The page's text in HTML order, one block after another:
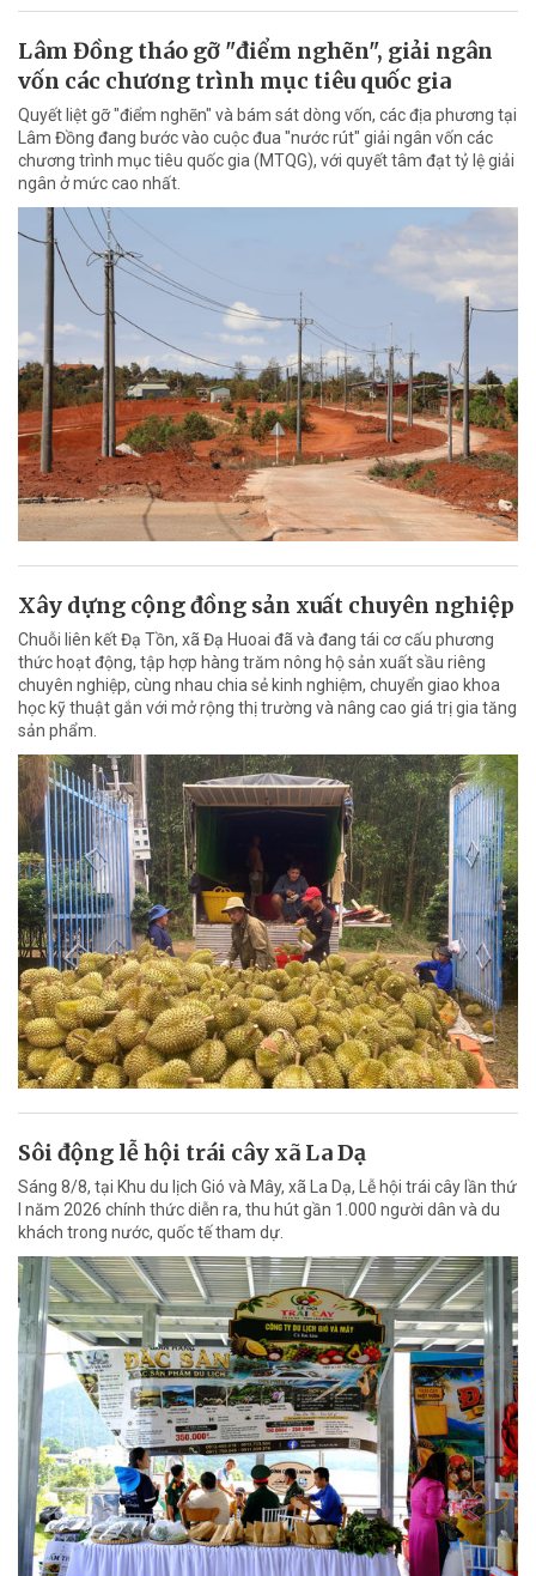
Lâm Đồng tháo gỡ "điểm nghẽn", giải ngân
vốn các chương trình mục tiêu quốc gia
Quyết liệt gỡ "điểm nghẽn" và bám sát dòng vốn, các địa phương tại
Lâm Đồng đang bước vào cuộc đua "nước rút" giải ngân vốn các
chương trình mục tiêu quốc gia (MTQG), với quyết tâm đạt tỷ lệ giải
ngân ở mức cao nhất.
Xây dựng cộng đồng sản xuất chuyên nghiệp
Chuỗi liên kết Đạ Tồn, xã Đạ Huoai đã và đang tái cơ cấu phương
thức hoạt động, tập hợp hàng trăm nông hộ sản xuất sầu riêng
chuyên nghiệp, cùng nhau chia sẻ kinh nghiệm, chuyển giao khoa
học kỹ thuật gắn với mở rộng thị trường và nâng cao giá trị gia tăng
sản phẩm.
Sôi động lễ hội trái cây xã La Dạ
Sáng 8/8, tại Khu du lịch Gió và Mây, xã La Dạ, Lễ hội trái cây lần thứ
I năm 2026 chính thức diễn ra, thu hút gần 1.000 người dân và du
khách trong nước, quốc tế tham dự.